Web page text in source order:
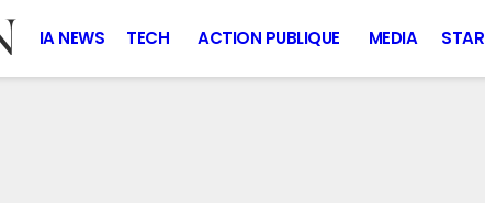
IA NEWS TECH ACTION PUBLIQUE MEDIA